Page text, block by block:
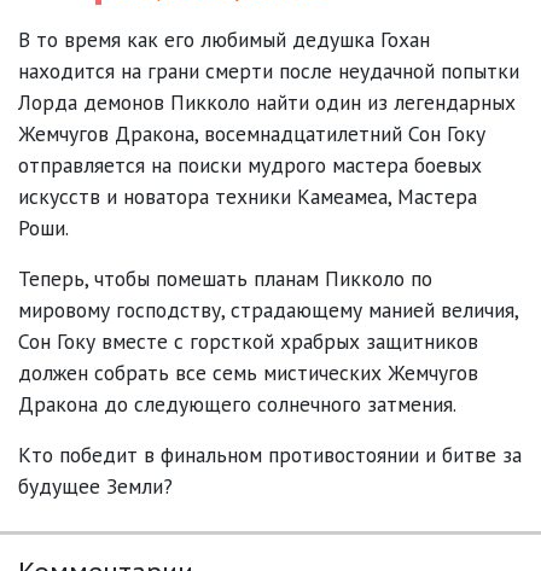
В то время как его любимый дедушка Гохан
находится на грани смерти после неудачной попытки
Лорда демонов Пикколо найти один из легендарных
Жемчугов Дракона, восемнадцатилетний Сон Гоку
отправляется на поиски мудрого мастера боевых
искусств и новатора техники Камеамеа, Мастера
Роши.
Теперь, чтобы помешать планам Пикколо по
мировому господству, страдающему манией величия,
Сон Гоку вместе с горсткой храбрых защитников
должен собрать все семь мистических Жемчугов
Дракона до следующего солнечного затмения.
Кто победит в финальном противостоянии и битве за
будущее Земли?